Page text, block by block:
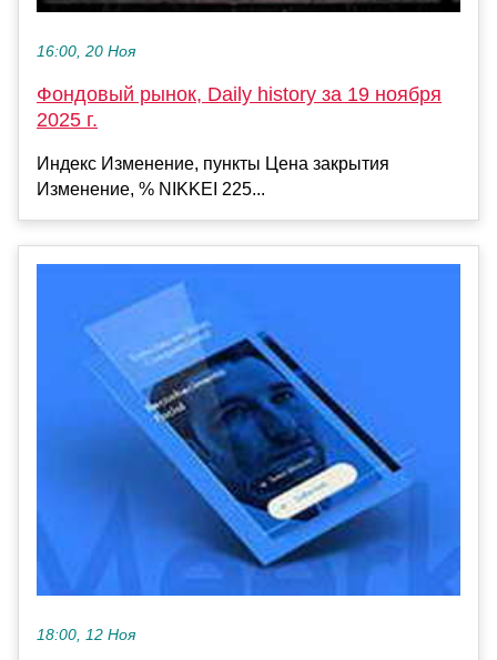
16:00, 20 Ноя
Фондовый рынок, Daily history за 19 ноября
2025 г.
Индекс Изменение, пункты Цена закрытия
Изменение, % NIKKEI 225...
18:00, 12 Ноя